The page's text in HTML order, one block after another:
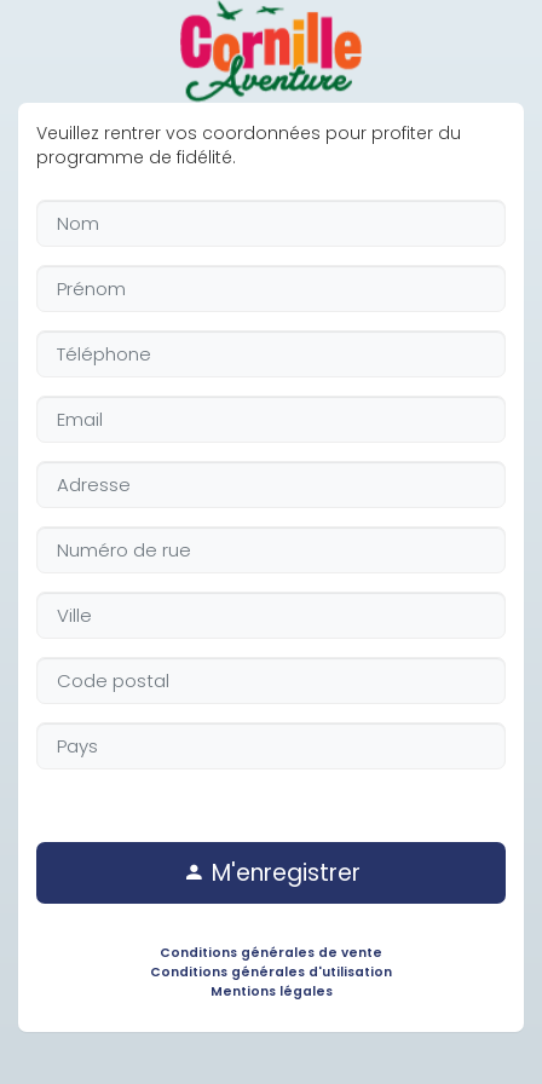
Veuillez rentrer vos coordonnées pour profiter du
programme de fidélité.
M'enregistrer
Conditions générales de vente
Conditions générales d'utilisation
Mentions légales